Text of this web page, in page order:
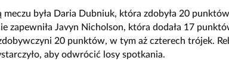
meczu była Daria Dubniuk, która zdobyła 20
zapewniła Javyn Nicholson, która dodała 17
20 punktów, w tym aż czterech trójek.
aby odwrócić losy spotkania.